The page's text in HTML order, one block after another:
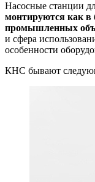
Насосные станции
монтируются как в
промышленных
и сфера
особенности
КНС бывают